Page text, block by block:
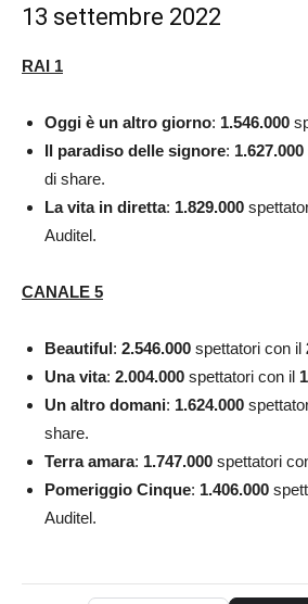
13 settembre 2022
RAI 1
Oggi è un altro giorno: 1.546.000
Il paradiso delle signore: 1.627.000
di share.
La vita in diretta: 1.829.000
Auditel.
CANALE 5
Beautiful: 2.546.000 spettatori con il
Una vita: 2.004.000 spettatori con il
Un altro domani: 1.624.000
share.
Terra amara: 1.747.000 spettatori
Pomeriggio Cinque: 1.406.000
Auditel.